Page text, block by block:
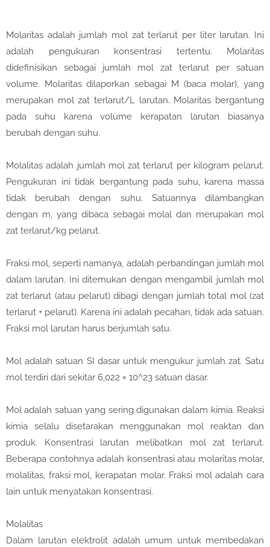
Molaritas adalah jumlah mol zat terlarut per liter larutan. Ini
adalah pengukuran konsentrasi tertentu. Molaritas
didefinisikan sebagai jumlah mol zat terlarut per satuan
volume. Molaritas dilaporkan sebagai M (baca molar), yang
merupakan mol zat terlarut/L larutan. Molaritas bergantung
pada suhu karena volume kerapatan larutan biasanya
berubah dengan suhu.
Molalitas adalah jumlah mol zat terlarut per kilogram pelarut.
Pengukuran ini tidak bergantung pada suhu, karena massa
tidak berubah dengan suhu. Satuannya dilambangkan
dengan m, yang dibaca sebagai molal dan merupakan mol
zat terlarut/kg pelarut.
Fraksi mol, seperti namanya, adalah perbandingan jumlah mol
dalam larutan. Ini ditemukan dengan mengambil jumlah mol
zat terlarut (atau pelarut) dibagi dengan jumlah total mol (zat
terlarut + pelarut). Karena ini adalah pecahan, tidak ada satuan.
Fraksi mol larutan harus berjumlah satu.
Mol adalah satuan SI dasar untuk mengukur jumlah zat. Satu
mol terdiri dari sekitar 6,022 × 10^23 satuan dasar.
Mol adalah satuan yang sering digunakan dalam kimia. Reaksi
kimia selalu disetarakan menggunakan mol reaktan dan
produk. Konsentrasi larutan melibatkan mol zat terlarut.
Beberapa contohnya adalah konsentrasi atau molaritas molar,
molalitas, fraksi mol, kerapatan molar. Fraksi mol adalah cara
lain untuk menyatakan konsentrasi.
Molalitas
Dalam larutan elektrolit adalah umum untuk membedakan